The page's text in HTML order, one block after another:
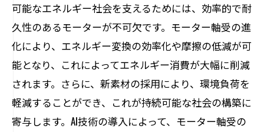
可能なエネルギー社会を支えるためには、効率的で耐
久性のあるモーターが不可欠です。モーター軸受の進
化により、エネルギー変換の効率化や摩擦の低減が可
能となり、これによってエネルギー消費が大幅に削減
されます。さらに、新素材の採用により、環境負荷を
軽減することができ、これが持続可能な社会の構築に
寄与します。AI技術の導入によって、モーター軸受の